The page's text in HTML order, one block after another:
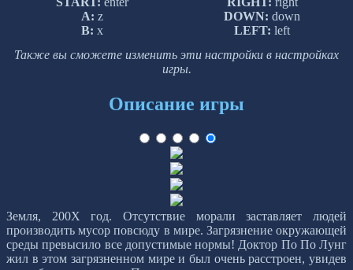
A: z
B: x
DOWN: down
LEFT: left
Также вы сможете изменить эти настройки в настройках
игры.
Описание игры
Земля, 200X год. Отсутствие морали заставляет людей
производить мусор повсюду в мире. Загрязнение окружающей
среды превысило все допустимые нормы! Доктор По По Лунг
жил в этом загрязненном мире и был очень расстроен, увидев